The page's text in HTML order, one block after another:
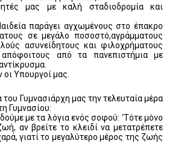
μας με καλή σταδιοδρομία και
παράγει αγχωμένους στο έπακρο
σε μεγάλο ποσοστό,αγράμματους
ασυνείδητους και φιλοχρήματους
απόφοιτους από τα πανεπιστήμια με
οι Υπουργοί μας.
του Γυμνασιάρχη μας την τελευταία μέρα
Γυμνασίου:
με τα λόγια ενός σοφού: ‘Τότε μόνο
αν βρείτε το κλειδί να μετατρέπετε
γιατί το μεγαλύτερο μέρος της ζωής